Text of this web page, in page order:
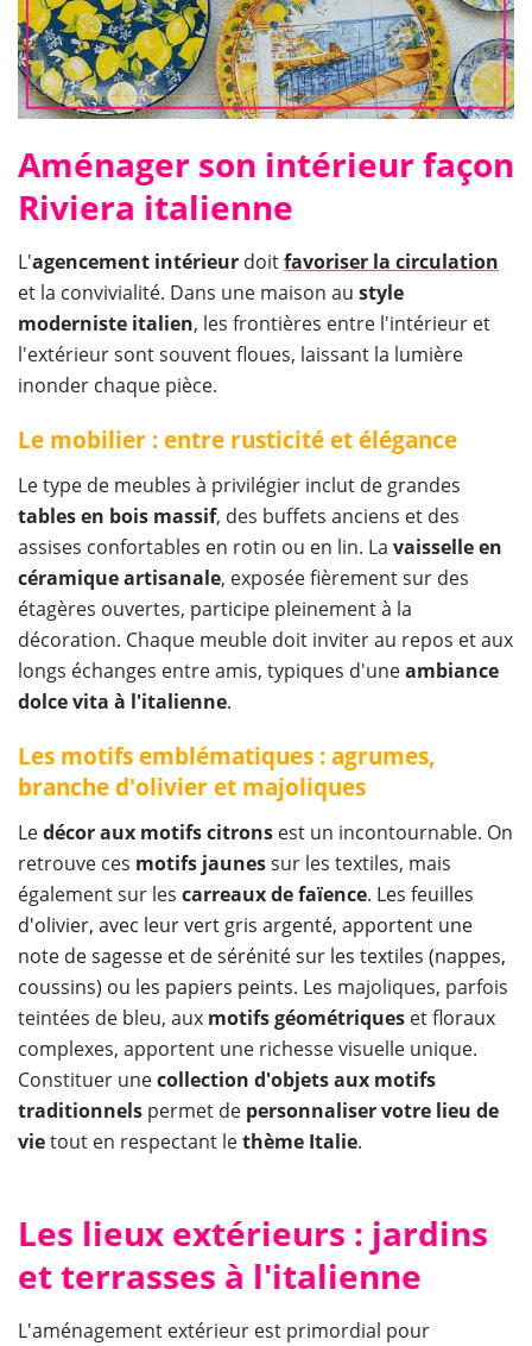
Aménager son intérieur façon
Riviera italienne
L'agencement intérieur doitfavoriser la circulation
et la convivialité. Dans une maison au style
moderniste italien, les frontières entre l'intérieur et
l'extérieur sont souvent floues, laissant la lumière
inonder chaque pièce.
Le mobilier : entre rusticité et élégance
Le type de meubles à privilégier inclut de grandes
tables en bois massif, des buffets anciens et des
assises confortables en rotin ou en lin. La vaisselle en
céramiqueartisanale, exposée fièrement sur des
étagères ouvertes, participe pleinement à la
décoration. Chaque meuble doit inviter au repos et aux
longs échanges entre amis, typiques d'uneambiance
dolce vita à l'italienne.
Les motifs emblématiques : agrumes,
branche d'olivier et majoliques
Ledécor aux motifs citrons est un incontournable. On
retrouve ces motifs jaunessur les textiles, mais
également sur les carreaux de faïence. Les feuilles
d'olivier, avec leur vert gris argenté, apportent une
note de sagesse et de sérénité sur les textiles (nappes,
coussins) ou les papiers peints. Les majoliques, parfois
teintées de bleu, aux motifs géométriques et floraux
complexes, apportent une richesse visuelle unique.
Constituer unecollection d'objets aux motifs
traditionnels permet de personnaliser votre lieu de
vietout en respectant lethème Italie.
Les lieux extérieurs : jardins
et terrasses à l'italienne
L'aménagement extérieur est primordial pour